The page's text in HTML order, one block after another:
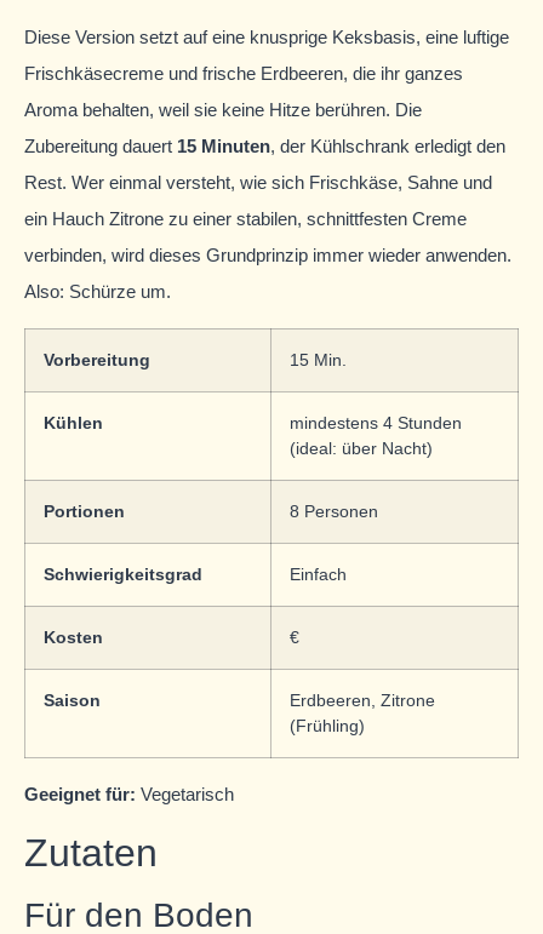
Diese Version setzt auf eine knusprige Keksbasis, eine luftige
Frischkäsecreme und frische Erdbeeren, die ihr ganzes
Aroma behalten, weil sie keine Hitze berühren. Die
Zubereitung dauert 15 Minuten, der Kühlschrank erledigt den
Rest. Wer einmal versteht, wie sich Frischkäse, Sahne und
ein Hauch Zitrone zu einer stabilen, schnittfesten Creme
verbinden, wird dieses Grundprinzip immer wieder anwenden.
Also: Schürze um.
Vorbereitung 15 Min.
Kühlen
mindestens 4 Stunden
(ideal: über Nacht)
Portionen 8 Personen
Schwierigkeitsgrad Einfach
Kosten €
Saison
Erdbeeren, Zitrone
(Frühling)
Geeignet für: Vegetarisch
Zutaten
Für den Boden